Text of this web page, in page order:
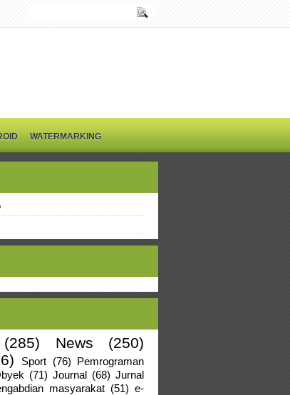
WATERMARKING
(285) News
(250)
Sport (76) Pemrograman
(71) Journal (68) Jurnal
masyarakat (51) e-